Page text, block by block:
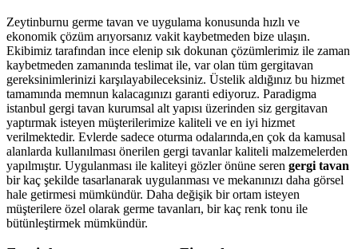
Zeytinburnu germe tavan ve uygulama konusunda hızlı ve
ekonomik çözüm arıyorsanız vakit kaybetmeden bize ulaşın.
Ekibimiz tarafından ince elenip sık dokunan çözümlerimiz ile zaman
kaybetmeden zamanında teslimat ile, var olan tüm gergitavan
gereksinimlerinizi karşılayabileceksiniz. Üstelik aldığınız bu hizmet
tamamında memnun kalacagınızı garanti ediyoruz. Paradigma
istanbul gergi tavan kurumsal alt yapısı üzerinden siz gergitavan
yaptırmak isteyen müşterilerimize kaliteli ve en iyi hizmet
verilmektedir. Evlerde sadece oturma odalarında,en çok da kamusal
alanlarda kullanılması önerilen gergi tavanlar kaliteli malzemelerden
yapılmıştır. Uygulanması ile kaliteyi gözler önüne seren gergi tavan
bir kaç şekilde tasarlanarak uygulanması ve mekanınızı daha görsel
hale getirmesi mümkündür. Daha değişik bir ortam isteyen
müşterilere özel olarak germe tavanları, bir kaç renk tonu ile
bütünleştirmek mümkündür.